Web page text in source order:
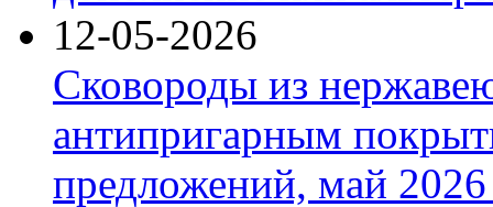
12-05-2026
Сковороды из
антипригарным
предложений, май 2026